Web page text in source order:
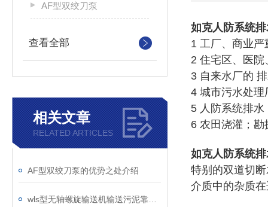
AF型双绞刀泵
查看全部
相关文章
RELATED ARTICLES
AF型双绞刀泵的优势之处介绍
如克人防系统
1 工厂、商业
2 住宅区、医
3 自来水厂的
4 城市污水处理
5 人防系统排
6 农田浇灌；
如克人防系统
特别的双道切
介质中的杂质